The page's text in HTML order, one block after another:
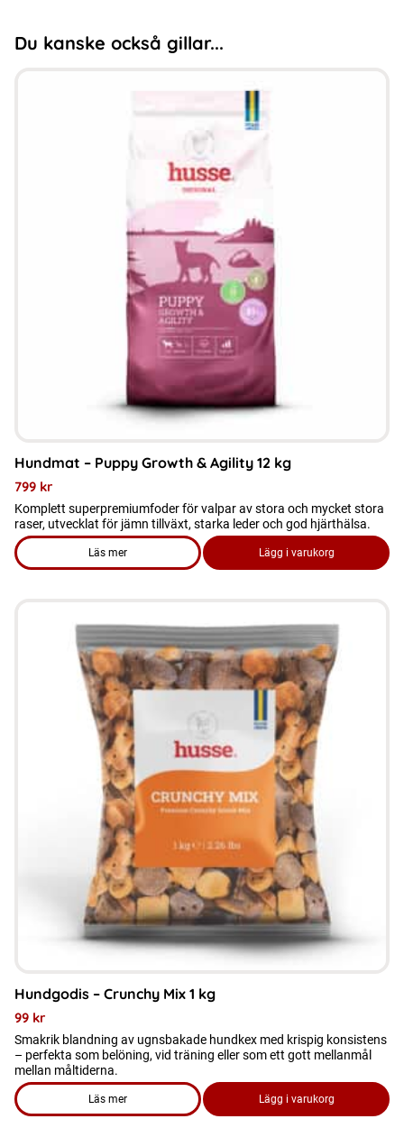
Du kanske också gillar...
Hundmat – Puppy Growth & Agility 12 kg
799 kr
Komplett superpremiumfoder för valpar av stora och mycket stora
raser, utvecklat för jämn tillväxt, starka leder och god hjärthälsa.
Läs mer
om produkten Hundmat - Puppy Growth & Agility 12 kg
Lägg i varukorg
Hundgodis – Crunchy Mix 1 kg
99 kr
Smakrik blandning av ugnsbakade hundkex med krispig konsistens
– perfekta som belöning, vid träning eller som ett gott mellanmål
mellan måltiderna.
Läs mer
om produkten Hundgodis - Crunchy Mix 1 kg
Lägg i varukorg